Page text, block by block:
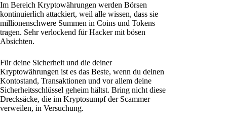
Im Bereich Kryptowährungen werden Börsen
kontinuierlich attackiert, weil alle wissen, dass sie
millionenschwere Summen in Coins und Tokens
tragen. Sehr verlockend für Hacker mit bösen
Absichten.
Für deine Sicherheit und die deiner
Kryptowährungen ist es das Beste, wenn du deinen
Kontostand, Transaktionen und vor allem deine
Sicherheitsschlüssel geheim hältst. Bring nicht diese
Drecksäcke, die im Kryptosumpf der Scammer
verweilen, in Versuchung.